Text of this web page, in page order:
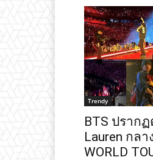
Trendy
BTS ปราก
Lauren กล
WORLD